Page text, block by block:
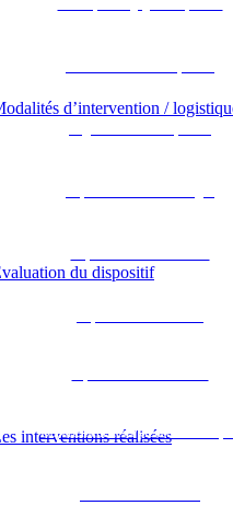
d’intervention /
du dispositif
interventions réalisées
Département des Pyrénées-Atlantiques